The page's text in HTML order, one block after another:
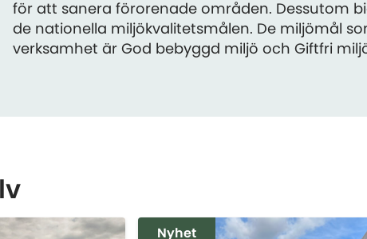
för att sanera förorenade områden. Dessutom
de nationella miljökvalitetsmålen. De miljömål
verksamhet är God bebyggd miljö och Giftfri
Nyhet